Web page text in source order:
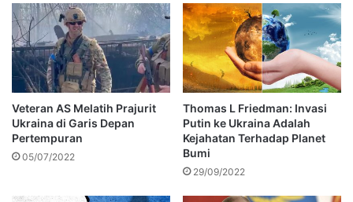
Veteran AS Melatih Prajurit
Ukraina di Garis Depan
Pertempuran
05/07/2022
Thomas L Friedman: Invasi
Putin ke Ukraina Adalah
Kejahatan Terhadap Planet
Bumi
29/09/2022